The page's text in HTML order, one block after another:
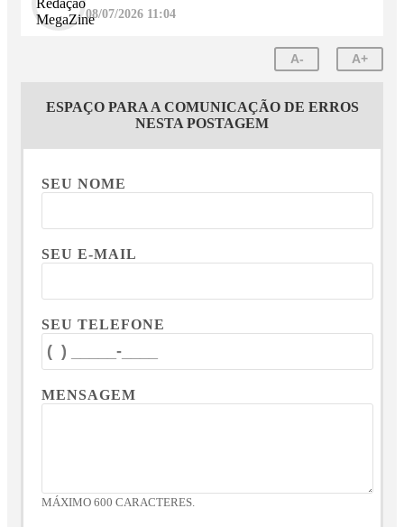
08/07/2026 11:04
A- A+
ESPAÇO PARA A COMUNICAÇÃO DE ERROS
NESTA POSTAGEM
SEU NOME
SEU E-MAIL
SEU TELEFONE
MENSAGEM
MÁXIMO 600 CARACTERES.